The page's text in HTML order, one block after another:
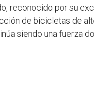
reconocido por su
de bicicletas de
siendo una fuerza